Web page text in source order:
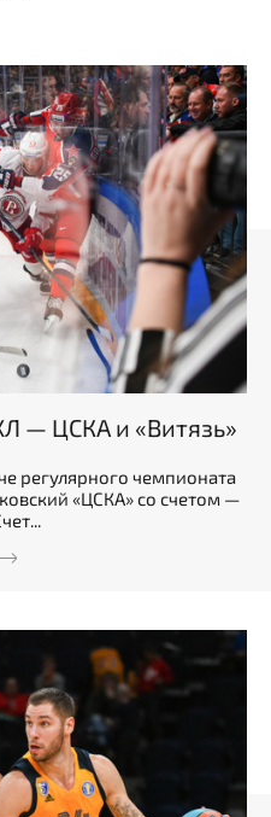
— ЦСКА и «Витязь»
регулярного чемпионата
«ЦСКА» со счетом —